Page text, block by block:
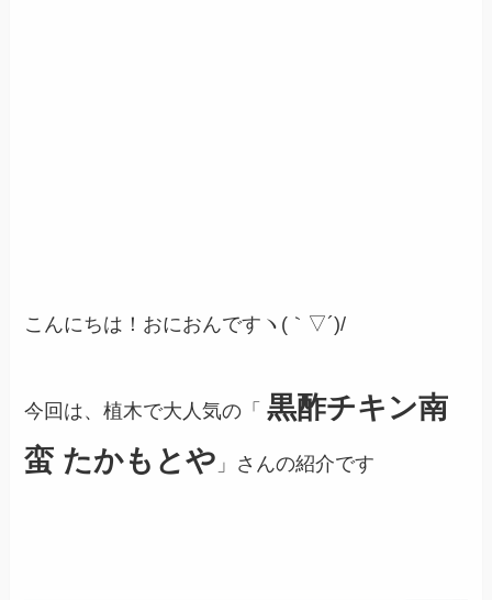
こんにちは！おにおんですヽ(｀▽´)/
今回は、植木で大人気の「 黒酢チキン南
蛮 たかもとや 」さんの紹介です